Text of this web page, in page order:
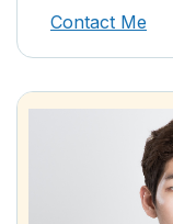
Contact Me